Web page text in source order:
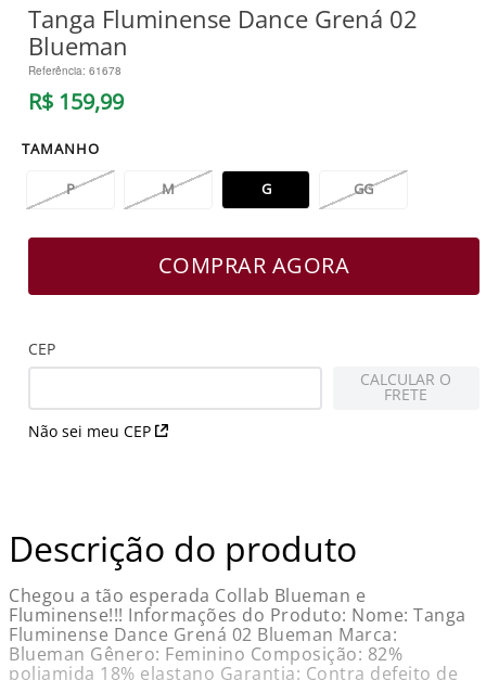
Tanga Fluminense Dance Grená 02
Blueman
Referência: 61678
R$ 159,99
TAMANHO
P M G GG
COMPRAR AGORA
CEP
Não sei meu CEP
CALCULAR O
FRETE
Descrição do produto
Chegou a tão esperada Collab Blueman e
Fluminense!!! Informações do Produto: Nome: Tanga
Fluminense Dance Grená 02 Blueman Marca:
Blueman Gênero: Feminino Composição: 82%
poliamida 18% elastano Garantia: Contra defeito de